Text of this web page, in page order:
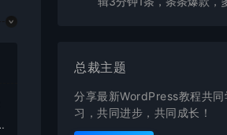
总裁主题
分享最新WordPress教程共同
习，共同进步，共同成长！